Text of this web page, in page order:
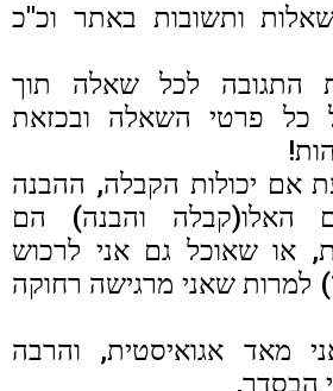
ותשובות באתר וכ"כ
התגובה לכל שאלה תוך
כל פרטי השאלה ובכזאת
אם יכולות הקבלה, ההבנה
האלו(קבלה והבנה) הם
או שאוכל גם אני לרכוש
למרות שאני מרגישה רחוקה
מאד אגואיסטית, והרבה
הבסדר,